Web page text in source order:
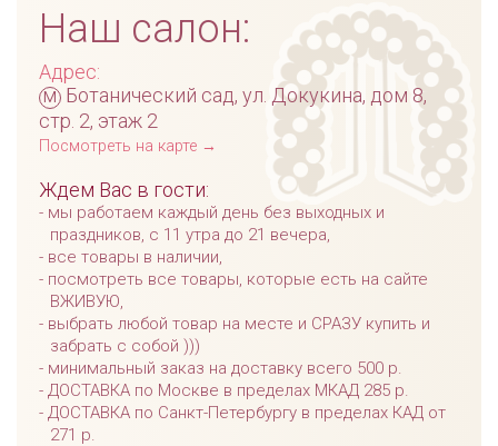
Наш салон:
Адрес:
м Ботанический сад, ул. Докукина, дом 8,
стр. 2, этаж 2
Посмотреть на карте →
Ждем Вас в гости:
мы работаем каждый день без выходных и
праздников, с 11 утра до 21 вечера,
все товары в наличии,
посмотреть все товары, которые есть на сайте
ВЖИВУЮ,
выбрать любой товар на месте и СРАЗУ купить и
забрать с собой )))
минимальный заказ на доставку всего 500 р.
ДОСТАВКА по Москве в пределах МКАД 285 р.
ДОСТАВКА по Санкт-Петербургу в пределах КАД от
271 р.